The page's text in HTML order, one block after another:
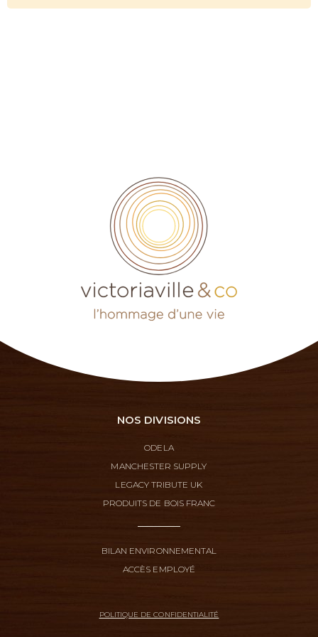
NOS DIVISIONS
ODELA
MANCHESTER SUPPLY
LEGACY TRIBUTE UK
PRODUITS DE BOIS FRANC
BILAN ENVIRONNEMENTAL
ACCÈS EMPLOYÉ
POLITIQUE DE CONFIDENTIALITÉ